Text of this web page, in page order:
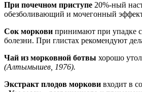
При почечном приступе 20%-ный
обезболивающий и мочегонный
Сок моркови принимают при упадке
болезни. При глистах рекомендуют
Чай из морковной ботвы хорошо
(Алтымышев, 1976).
Экстракт плодов моркови входит в